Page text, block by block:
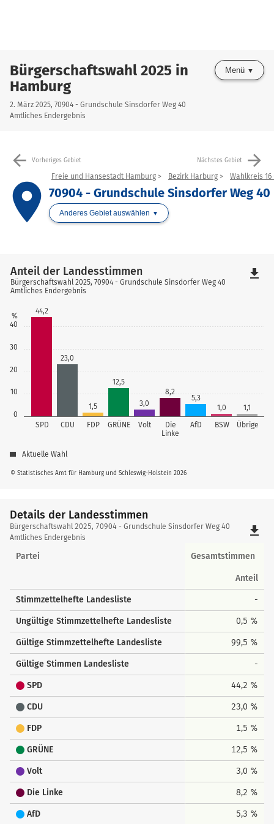
Bürgerschaftswahl 2025 in
Hamburg
2. März 2025, 70904 - Grundschule Sinsdorfer Weg 40
Amtliches Endergebnis
Menü
arrow_back Vorheriges Gebiet Nächstes Gebiet arrow_forward
place
Freie und Hansestadt Hamburg Bezirk Harburg Wahlkreis
70904 - Grundschule Sinsdorfer Weg 40
Anderes Gebiet auswählen
0
10
20
30
40
%
SPD CDU FDP GRÜNE Volt
Die
Linke
AfD BSW Übrige
44,2
23,0
1,5
12,5
3,0
8,2
5,3
1,0
1,1
© Statistisches Amt für Hamburg und Schleswig-Holstein 2026
Anteil der Landesstimmen
Bürgerschaftswahl 2025, 70904 - Grundschule Sinsdorfer Weg 40
Amtliches Endergebnis
Aktuelle Wahl
file_download
Details der Landesstimmen
Details
der
Landesstimmen
Bürgerschaftswahl 2025, 70904 - Grundschule Sinsdorfer Weg 40
Amtliches Endergebnis
file_download
Partei Gesamtstimmen
Anteil
Stimmzettelhefte Landesliste -
Ungültige Stimmzettelhefte Landesliste 0,5 %
Gültige Stimmzettelhefte Landesliste 99,5 %
Gültige Stimmen Landesliste -
SPD 44,2 %
CDU 23,0 %
FDP 1,5 %
GRÜNE 12,5 %
Volt 3,0 %
Die Linke 8,2 %
AfD 5,3 %